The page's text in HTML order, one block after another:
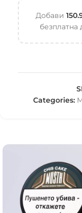
Добави
безплатна
Categories: